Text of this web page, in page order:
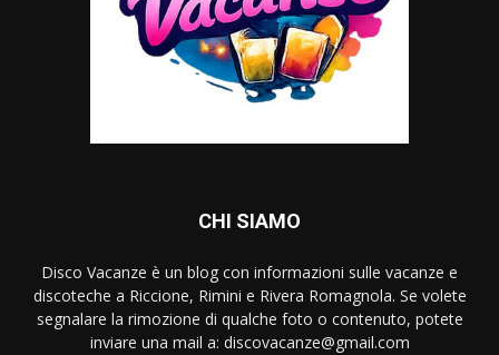
CHI SIAMO
Disco Vacanze è un blog con informazioni sulle vacanze e
discoteche a Riccione, Rimini e Rivera Romagnola. Se volete
segnalare la rimozione di qualche foto o contenuto, potete
inviare una mail a: discovacanze@gmail.com